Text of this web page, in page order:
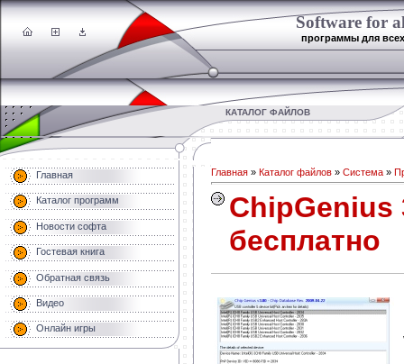
Software for
программы для всех
КАТАЛОГ ФАЙЛОВ
Главная
Каталог программ
Новости софта
Гостевая книга
Обратная связь
Видео
Онлайн игры
Главная » Каталог файлов » Система »
СhipGenius
бесплатно